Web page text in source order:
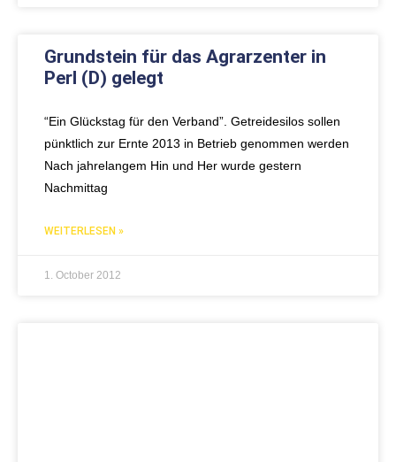
Grundstein für das Agrarzenter in
Perl (D) gelegt
“Ein Glückstag für den Verband”. Getreidesilos sollen
pünktlich zur Ernte 2013 in Betrieb genommen werden
Nach jahrelangem Hin und Her wurde gestern
Nachmittag
WEITERLESEN »
1. October 2012